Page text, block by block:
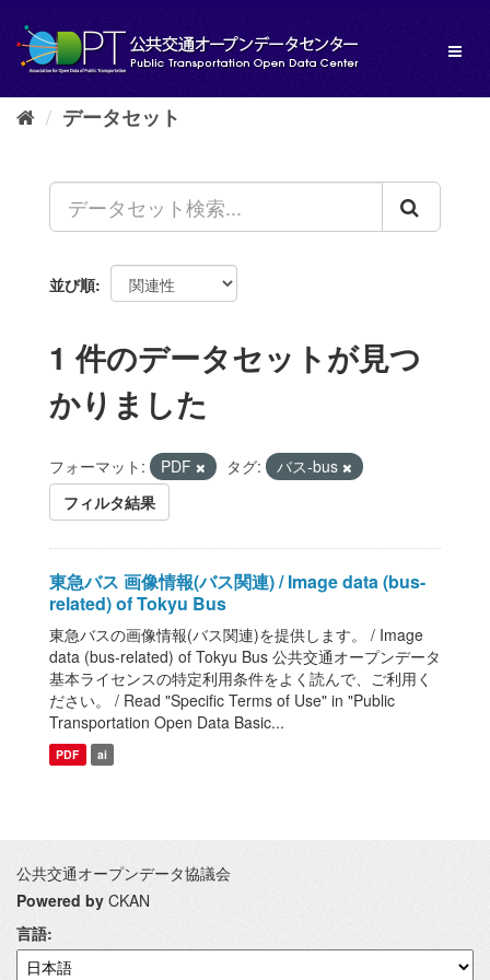
し
データセット
並び順
1 件のデータセットが見つ
かりました
フォーマット: PDF タグ:
バス-bus
フィルタ結果
東急バス 画像情報(バス関連) / Image data (bus-
related) of Tokyu Bus
東急バスの画像情報(バス関連)を提供します。 / Image
data (bus-related) of Tokyu Bus 公共交通オープンデータ
基本ライセンスの特定利用条件をよく読んで、ご利用く
ださい。 / Read "Specific Terms of Use" in "Public
Transportation Open Data Basic...
PDF ai
公共交通オープンデータ協議会
Powered by CKAN
言語